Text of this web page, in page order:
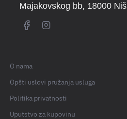
Majakovskog bb, 18000 Niš
O nama
Opšti uslovi pružanja usluga
Politika privatnosti
Uputstvo za kupovinu